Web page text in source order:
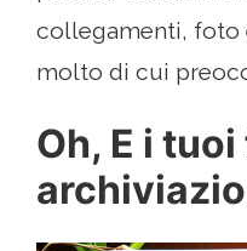
collegamenti, foto
molto di cui
Oh, E i